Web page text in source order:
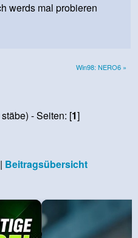
werds mal probieren
Win98: NERO6 »
- Seiten: [1]
| Beitragsübersicht